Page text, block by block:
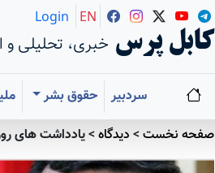
کابل پرس خبری، تحلیلی و
Login EN
سردبیر حقوق بشر
صفحه نخست> دیدگاه>یادداشت های